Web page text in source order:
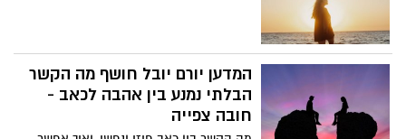
המדען יורם יובל חושף מה הקשר
הבלתי נמנע בין אהבה לכאב -
חובה צפייה